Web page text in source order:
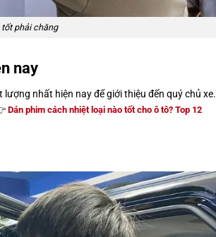
phải chăng
nay
nhất hiện nay để giới thiệu đến quý chủ xe.
Dán phim cách nhiệt loại nào tốt cho ô tô? Top 12